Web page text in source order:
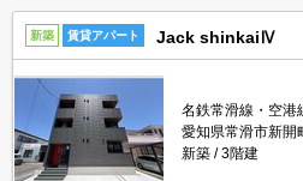
新築 賃貸アパート Jack shinkaiⅣ
名鉄常滑線・空港
愛知県常滑市新開
新築
3階建